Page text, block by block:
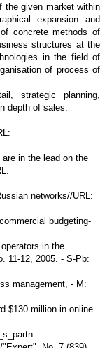
the given market within
expansion and
concrete methods of
structures at the
in the field of
of process of
strategic planning,
depth of sales.
in the lead on the
networks//URL:
budgeting-
in the
11-12, 2005. - S-Pb:
management, - M:
$130 million in online